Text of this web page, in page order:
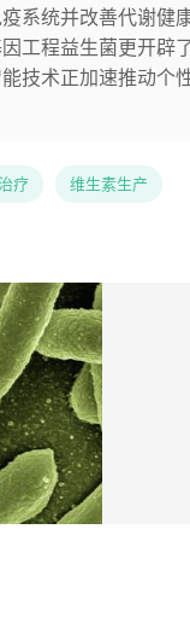
系统并改善代谢健
工程益生菌更开辟
技术正加速推动个
疗 维生素生产